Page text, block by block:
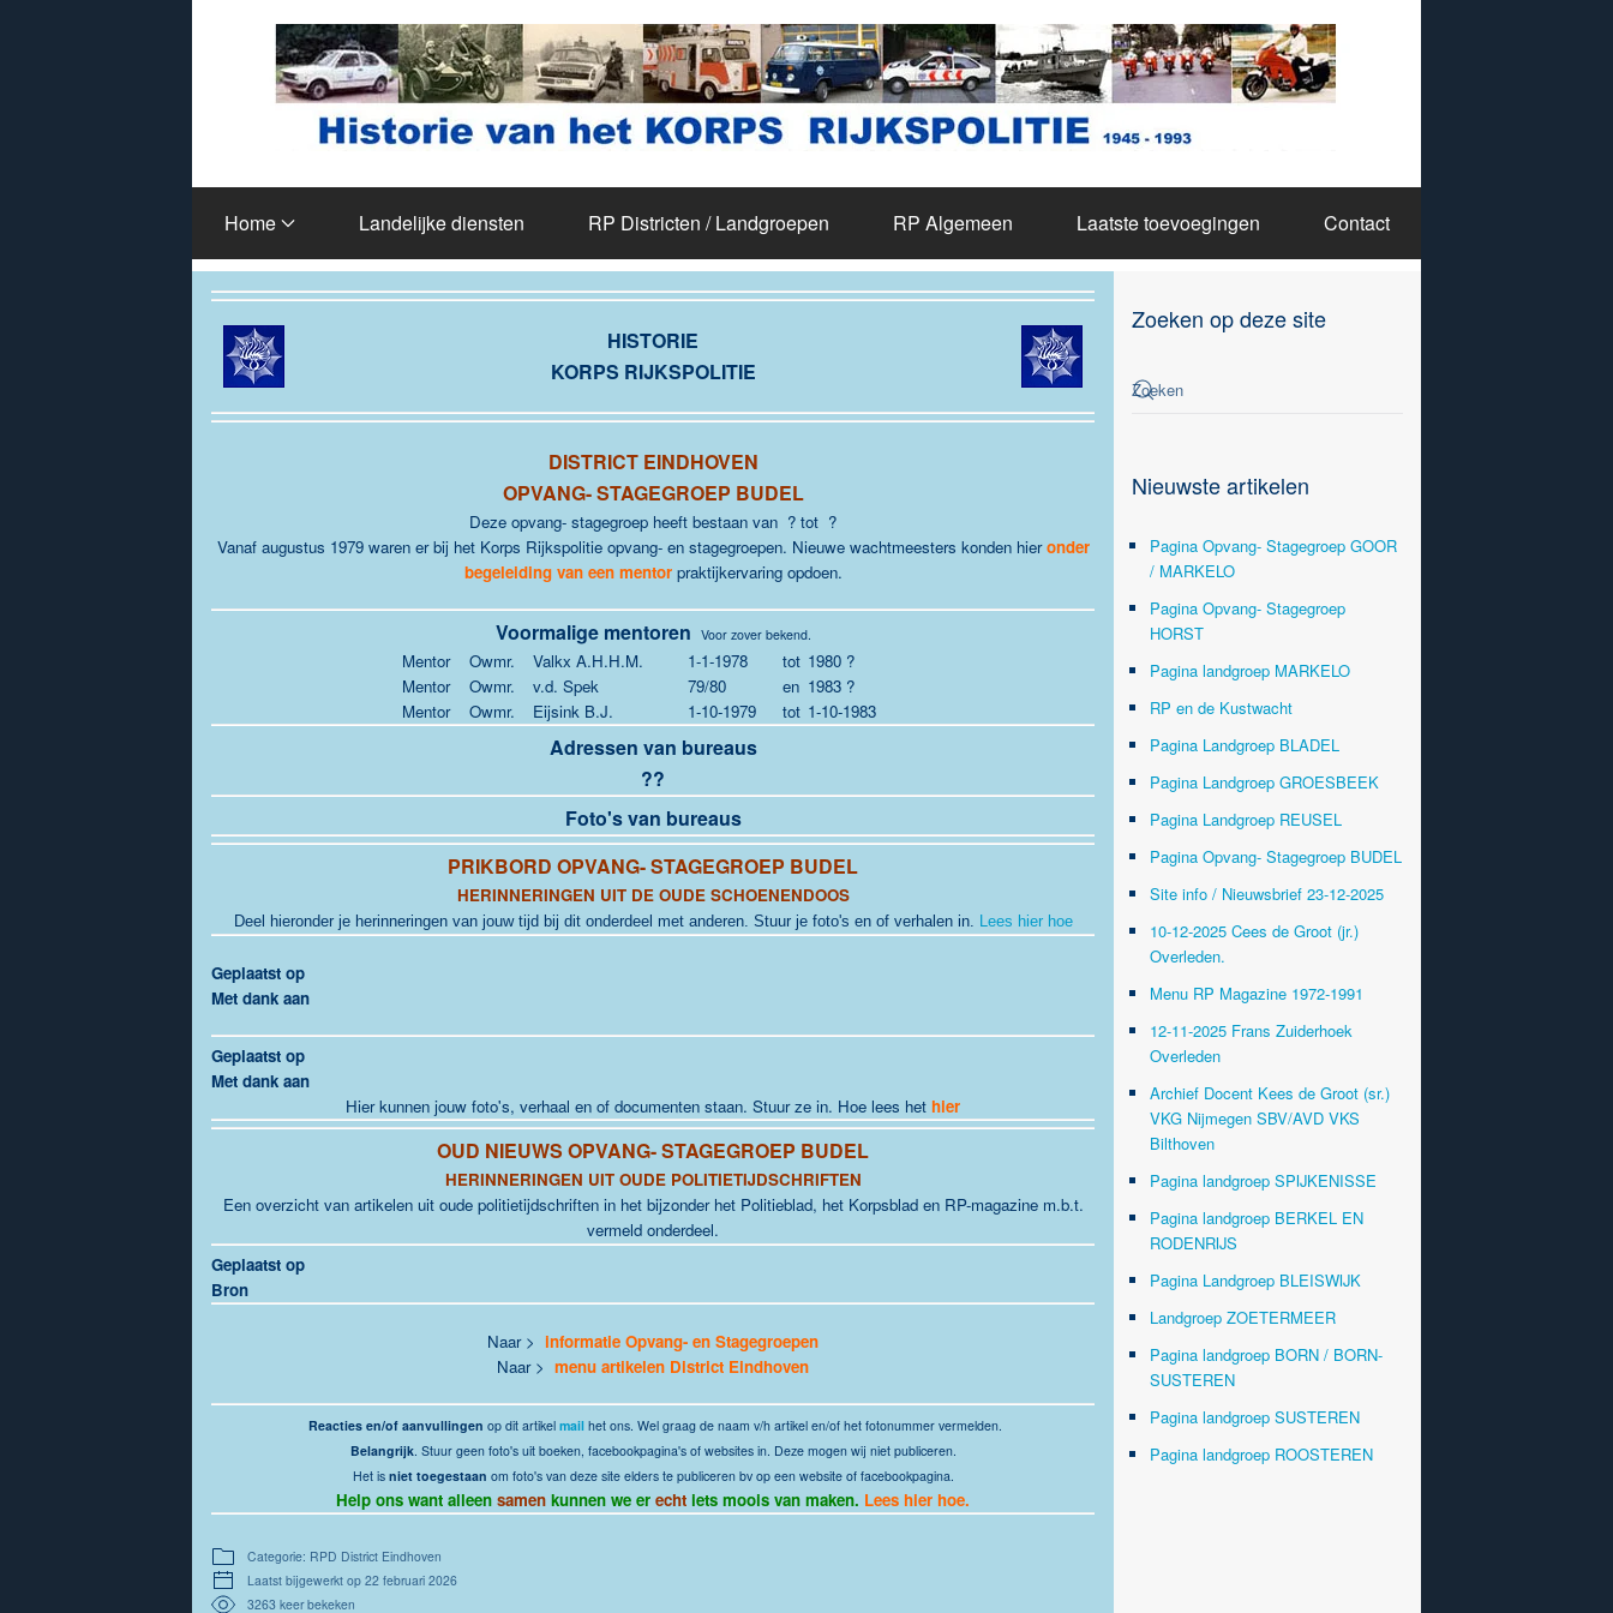
Home Landelijke diensten RP Districten / Landgroepen RP Algemeen Laatste toevoegingen Contact
HISTORIE
KORPS RIJKSPOLITIE
DISTRICT EINDHOVEN
OPVANG- STAGEGROEP BUDEL
Deze opvang- stagegroep heeft bestaan van ? tot ?
Vanaf augustus 1979 waren er bij het Korps Rijkspolitie opvang- en stagegroepen. Nieuwe wachtmeesters konden hier onder
begeleiding van een mentor praktijkervaring opdoen.
Voormalige mentoren Voor zover bekend.
Mentor Owmr. Valkx A.H.H.M. 1-1-1978 tot 1980 ?
Mentor
Owmr. v.d. Spek 79/80 en 1983 ?
Mentor
Owmr. Eijsink B.J. 1-10-1979 tot 1-10-1983
Adressen van bureaus
??
Foto's van bureaus
PRIKBORD OPVANG- STAGEGROEP BUDEL
HERINNERINGEN UIT DE OUDE SCHOENENDOOS
Deel hieronder je herinneringen van jouw tijd bij dit onderdeel met anderen. Stuur je foto's en of verhalen in. Lees hier hoe
Geplaatst op
Met dank aan
Geplaatst op
Met dank aan
Hier kunnen jouw foto's, verhaal en of documenten staan. Stuur ze in. Hoe lees het hier
OUD NIEUWS OPVANG- STAGEGROEP BUDEL
HERINNERINGEN UIT OUDE POLITIETIJDSCHRIFTEN
Een overzicht van artikelen uit oude politietijdschriften in het bijzonder het Politieblad, het Korpsblad en RP-magazine m.b.t.
vermeld onderdeel.
Geplaatst op
Bron
Naar > informatie Opvang- en Stagegroepen
Naar > menu artikelen District Eindhoven
Reacties en/of aanvullingen op dit artikel mail het ons. Wel graag de naam v/h artikel en/of het fotonummer vermelden.
Belangrijk. Stuur geen foto's uit boeken, facebookpagina's of websites in. Deze mogen wij niet publiceren.
Het is niet toegestaan om foto's van deze site elders te publiceren bv op een website of facebookpagina.
Help ons want alleen samen kunnen we er echt iets moois van maken. Lees hier hoe.
Categorie: RPD District Eindhoven
Laatst bijgewerkt op 22 februari 2026
3263 keer bekeken
Zoeken op deze site
Nieuwste artikelen
Pagina Opvang- Stagegroep GOOR
/ MARKELO
Pagina Opvang- Stagegroep
HORST
Pagina landgroep MARKELO
RP en de Kustwacht
Pagina Landgroep BLADEL
Pagina Landgroep GROESBEEK
Pagina Landgroep REUSEL
Pagina Opvang- Stagegroep BUDEL
Site info / Nieuwsbrief 23-12-2025
10-12-2025 Cees de Groot (jr.)
Overleden.
Menu RP Magazine 1972-1991
12-11-2025 Frans Zuiderhoek
Overleden
Archief Docent Kees de Groot (sr.)
VKG Nijmegen SBV/AVD VKS
Bilthoven
Pagina landgroep SPIJKENISSE
Pagina landgroep BERKEL EN
RODENRIJS
Pagina Landgroep BLEISWIJK
Landgroep ZOETERMEER
Pagina landgroep BORN / BORN-
SUSTEREN
Pagina landgroep SUSTEREN
Pagina landgroep ROOSTEREN